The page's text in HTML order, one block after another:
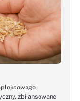
zbilansowane